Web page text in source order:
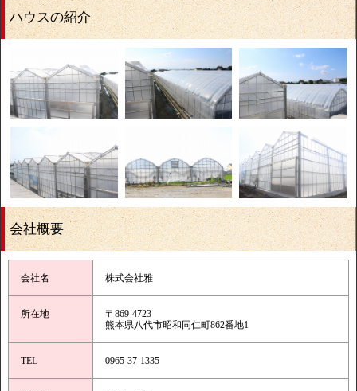
ハウスの紹介
会社概要
会社名 株式会社雅
所在地
〒869-4723
熊本県八代市昭和同仁町862番地1
TEL 0965-37-1335